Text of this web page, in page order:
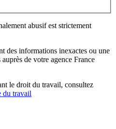
abusif est strictement
des informations inexactes ou une
de votre agence France
le droit du travail, consultez
du travail